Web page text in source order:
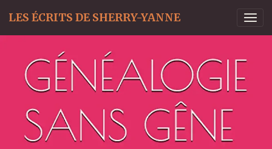
LES ÉCRITS DE SHERRY-YANNE